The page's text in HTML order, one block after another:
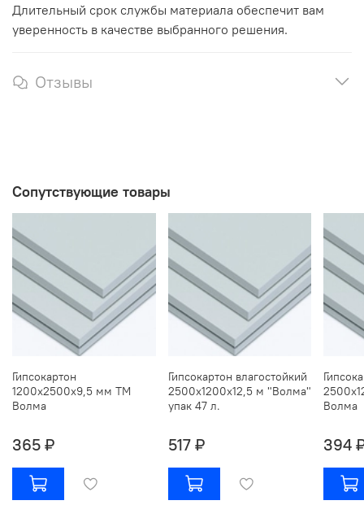
Длительный срок службы материала обеспечит вам
уверенность в качестве выбранного решения.
Отзывы
Сопутствующие товары
Гипсокартон
1200х2500х9,5 мм ТМ
Волма
365 ₽
Гипсокартон влагостойкий
2500х1200х12,5 м "Волма"
упак 47 л.
517 ₽
Волма
394